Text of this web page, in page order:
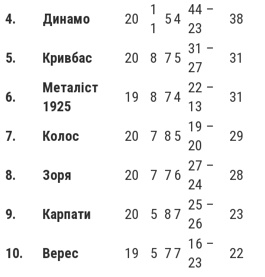
4. Динамо 20
1
1
54
44 –
23
38
5. Кривбас 20 8 7 5
31 –
27
31
6.
Металіст
1925
19 8 74
22 –
13
31
7. Колос 20 7 8 5
19 –
20
29
8. Зоря 20 7 7 6
27 –
24
28
9. Карпати 20 5 8 7
25 –
26
23
10. Верес 19 5 7 7
16 –
23
22